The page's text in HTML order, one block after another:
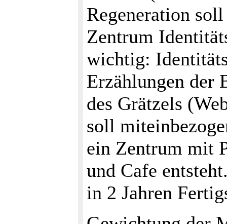
Regeneration
Zentrum
wichtig:
Erzählungen der
des Grätzels
soll
ein Zentrum mit
und Cafe
in 2 Jahren